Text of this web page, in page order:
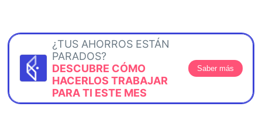
¿TUS AHORROS ESTÁN
PARADOS?
DESCUBRE CÓMO
HACERLOS TRABAJAR
PARA TI ESTE MES
Saber más